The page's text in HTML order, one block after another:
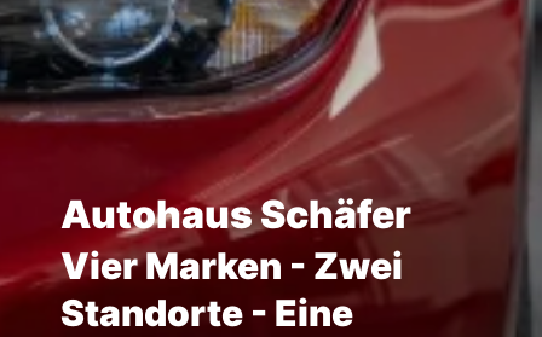
Autohaus Schäfer
Vier Marken - Zwei
Standorte - Eine